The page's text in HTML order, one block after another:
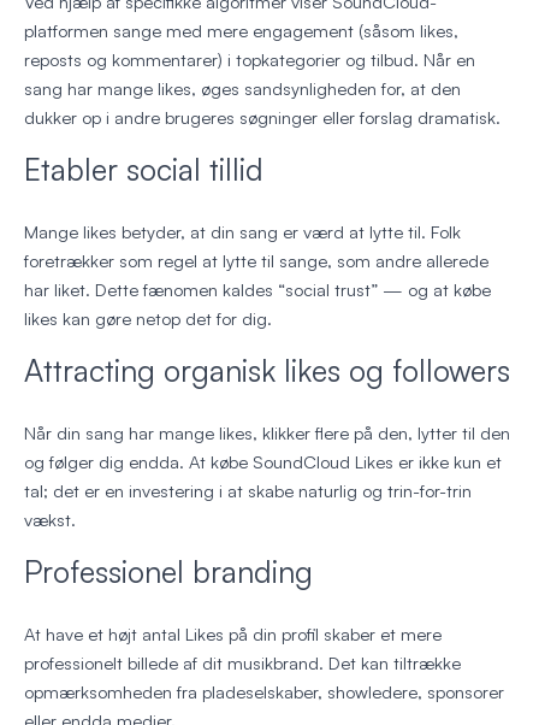
platformen sange med mere engagement (såsom likes,
reposts og kommentarer) i topkategorier og tilbud. Når en
sang har mange likes, øges sandsynligheden for, at den
dukker op i andre brugeres søgninger eller forslag dramatisk.
Etabler social tillid
Mange likes betyder, at din sang er værd at lytte til. Folk
foretrækker som regel at lytte til sange, som andre allerede
har liket. Dette fænomen kaldes “social trust” — og at købe
likes kan gøre netop det for dig.
Attracting organisk likes og followers
Når din sang har mange likes, klikker flere på den, lytter til den
og følger dig endda. At købe SoundCloud Likes er ikke kun et
tal; det er en investering i at skabe naturlig og trin-for-trin
vækst.
Professionel branding
At have et højt antal Likes på din profil skaber et mere
professionelt billede af dit musikbrand. Det kan tiltrække
opmærksomheden fra pladeselskaber, showledere, sponsorer